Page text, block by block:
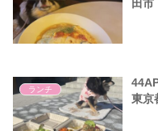
田市
ランチ
東京